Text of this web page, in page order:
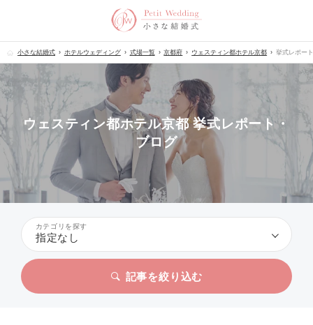
小さな結婚式 ホテルウェディング 式場一覧 京都府 ウェスティン都ホテル京都 挙式レポー
ウェスティン都ホテル京都 挙式レポート・
ブログ
カテゴリを探す
指定なし
記事を絞り込む